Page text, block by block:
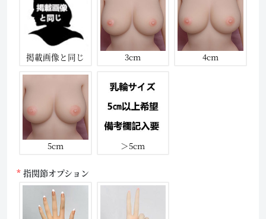
掲載画像と同じ 3cm 4cm
5cm ＞5cm
指関節オプション